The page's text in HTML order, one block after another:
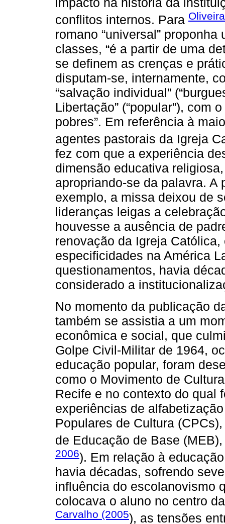
conflitos internos. Para
romano “universal”
classes, “é a partir de uma
se definem as crenças e
disputam-se, internamente,
“salvação individual”
Libertação” (“popular”), com
pobres”. Em referência à
agentes pastorais da Igreja
fez com que a experiência
dimensão educativa
apropriando-se da palavra. A
exemplo, a missa deixou de
lideranças leigas a
houvesse a ausência de
renovação da Igreja
especificidades na América
questionamentos, havia
considerado a
No momento da publicação
também se assistia a um
econômica e social, que
Golpe Civil-Militar de 1964,
educação popular, foram
como o Movimento de
Recife e no contexto do qual
experiências de
Populares de Cultura
de Educação de Base
2006). Em relação à
havia décadas, sofrendo
influência do escolanovismo
colocava o aluno no centro
Carvalho (2005), as tensões